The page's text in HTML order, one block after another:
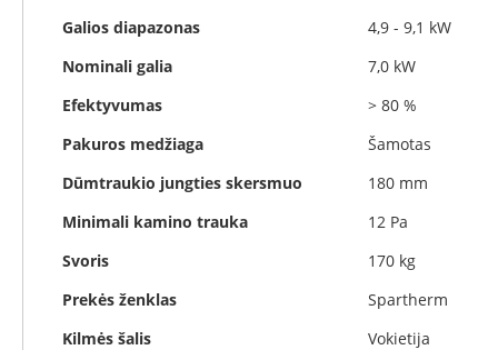
krosnelės
Stiklai
krosnele
Krosnelių
vamzdžiai
Krosnelių
Morsø
Romotop
Invicta
Galios diapazonas
4,9 - 9,1 kW
Nominali galia
7,0 kW
Efektyvumas
> 80 %
Pakuros medžiaga
Šamotas
Dūmtraukio jungties skersmuo
180 mm
Minimali kamino trauka
12 Pa
Svoris
170 kg
Prekės ženklas
Spartherm
Kilmės šalis
Vokietija